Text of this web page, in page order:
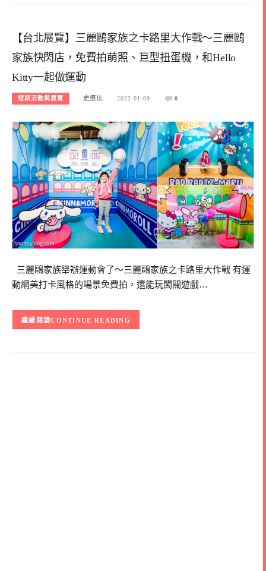
【台北展覽】三麗鷗家族之卡路里大作戰～三麗鷗
家族快閃店，免費拍萌照、巨型扭蛋機，和Hello
Kitty一起做運動
短期活動與展覽 史努比 2022-01-09 0
三麗鷗家族舉辦運動會了～三麗鷗家族之卡路里大作戰 有運
動網美打卡風格的場景免費拍，還能玩闖關遊戲…
CONTINUE READING